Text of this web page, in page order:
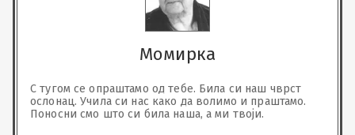
Момирка
С тугом се опраштамо од тебе. Била си наш чврст
ослонац. Учила си нас како да волимо и праштамо.
Поносни смо што си била наша, а ми твоји.